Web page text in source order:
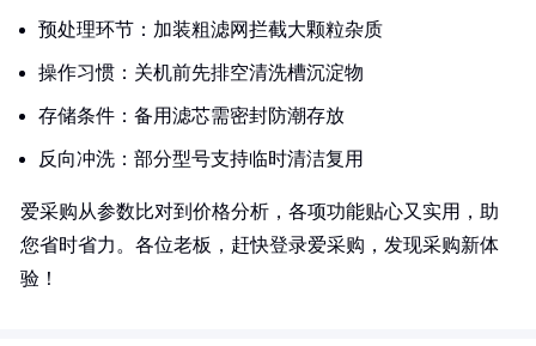
预处理环节：加装粗滤网拦截大颗粒杂质
操作习惯：关机前先排空清洗槽沉淀物
存储条件：备用滤芯需密封防潮存放
反向冲洗：部分型号支持临时清洁复用
爱采购从参数比对到价格分析，各项功能贴心又实用，助
您省时省力。各位老板，赶快登录爱采购，发现采购新体
验！